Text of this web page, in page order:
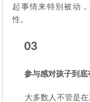
起事情来特别被动
性。
03
参与感对孩子到底
大多数人不管是